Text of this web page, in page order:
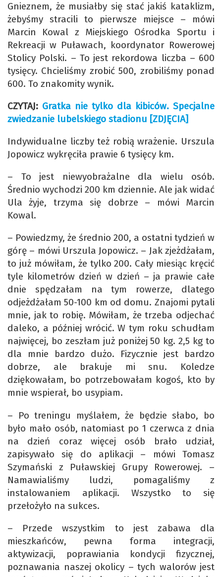
Gnieznem, że musiałby się stać jakiś kataklizm,
żebyśmy stracili to pierwsze miejsce – mówi
Marcin Kowal z Miejskiego Ośrodka Sportu i
Rekreacji w Puławach, koordynator Rowerowej
Stolicy Polski. – To jest rekordowa liczba – 600
tysięcy. Chcieliśmy zrobić 500, zrobiliśmy ponad
600. To znakomity wynik.
CZYTAJ: Gratka nie tylko dla kibiców. Specjalne
zwiedzanie lubelskiego stadionu [ZDJĘCIA]
Indywidualne liczby też robią wrażenie. Urszula
Jopowicz wykręciła prawie 6 tysięcy km.
– To jest niewyobrażalne dla wielu osób.
Średnio wychodzi 200 km dziennie. Ale jak widać
Ula żyje, trzyma się dobrze – mówi Marcin
Kowal.
– Powiedzmy, że średnio 200, a ostatni tydzień w
górę – mówi Urszula Jopowicz. – Jak zjeżdżałam,
to już mówiłam, że tylko 200. Cały miesiąc kręcić
tyle kilometrów dzień w dzień – ja prawie całe
dnie spędzałam na tym rowerze, dlatego
odjeżdżałam 50-100 km od domu. Znajomi pytali
mnie, jak to robię. Mówiłam, że trzeba odjechać
daleko, a później wrócić. W tym roku schudłam
najwięcej, bo zeszłam już poniżej 50 kg. 2,5 kg to
dla mnie bardzo dużo. Fizycznie jest bardzo
dobrze, ale brakuje mi snu. Koledze
dziękowałam, bo potrzebowałam kogoś, kto by
mnie wspierał, bo usypiam.
– Po treningu myślałem, że będzie słabo, bo
było mało osób, natomiast po 1 czerwca z dnia
na dzień coraz więcej osób brało udział,
zapisywało się do aplikacji – mówi Tomasz
Szymański z Puławskiej Grupy Rowerowej. –
Namawialiśmy ludzi, pomagaliśmy z
instalowaniem aplikacji. Wszystko to się
przełożyło na sukces.
– Przede wszystkim to jest zabawa dla
mieszkańców, pewna forma integracji,
aktywizacji, poprawiania kondycji fizycznej,
poznawania naszej okolicy – tych walorów jest